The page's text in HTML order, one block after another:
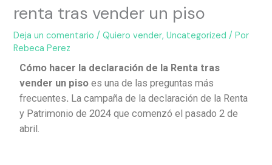
renta tras vender un piso
Deja un comentario /Quiero vender,Uncategorized / Por
Rebeca Perez
Cómo hacer la declaración de la Renta tras
vender un piso es una de las preguntas más
frecuentes. La campaña de la declaración de la Renta
y Patrimonio de 2024 que comenzó el pasado 2 de
abril.